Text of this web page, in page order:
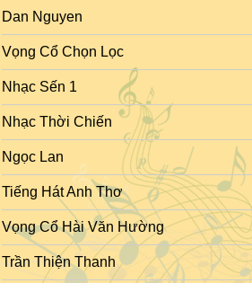
Dan Nguyen
Vọng Cổ Chọn Lọc
Nhạc Sến 1
Nhạc Thời Chiến
Ngọc Lan
Tiếng Hát Anh Thơ
Vọng Cổ Hài Văn Hường
Trần Thiện Thanh